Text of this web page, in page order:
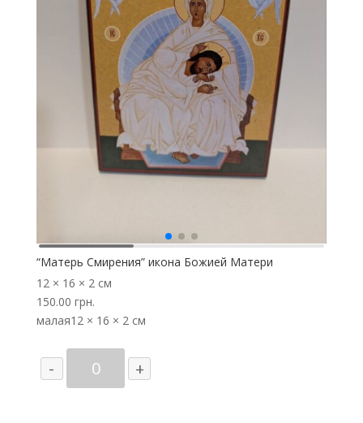
“Матерь Смирения” икона Божией Матери
12 × 16 × 2 см
150.00 грн.
малая12 × 16 × 2 см
-
Количество
товара
+